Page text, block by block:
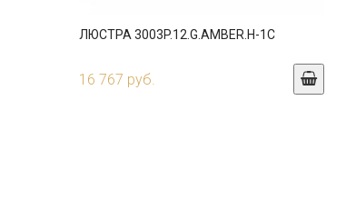
ЛЮСТРА 3003P.12.G.AMBER.H-1C
16 767 руб.